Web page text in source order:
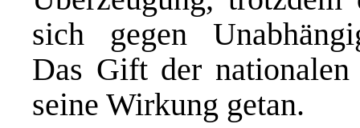
sich gegen
Das Gift der
seine Wirkung getan.